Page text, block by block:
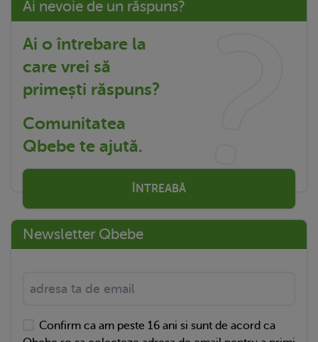
Ai nevoie de un răspuns?
Ai o întrebare la
care vrei să
primești răspuns?
Comunitatea
Qbebe te ajută.
ÎNTREABĂ
Newsletter Qbebe
Confirm ca am peste 16 ani si sunt de acord ca